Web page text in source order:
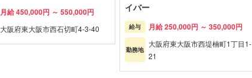
月給 450,000円 ～ 550,000円
大阪府東大阪市西石切町4-3-40
イバー
給与 月給 250,000円 ～ 350,000円
勤務地
大阪府東大阪市西堤楠町1丁目1-
21